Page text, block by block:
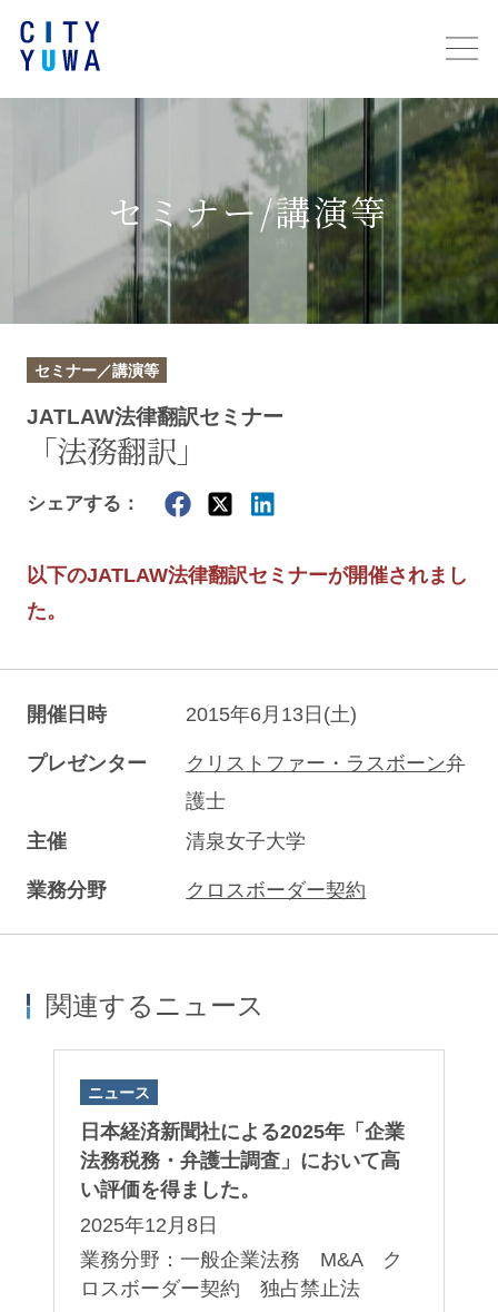
セミナー/講演等
セミナー／講演等
JATLAW法律翻訳セミナー
「法務翻訳」
シェアする：
以下のJATLAW法律翻訳セミナーが開催されまし
た。
開催日時 2015年6月13日(土)
プレゼンター クリストファー・ラスボーン弁
護士
主催
清泉女子大学
業務分野 クロスボーダー契約
関連するニュース
ニュース
日本経済新聞社による2025年「企業
法務税務・弁護士調査」において高
い評価を得ました。
2025年12月8日
業務分野：一般企業法務 M&A ク
ロスボーダー契約 独占禁止法